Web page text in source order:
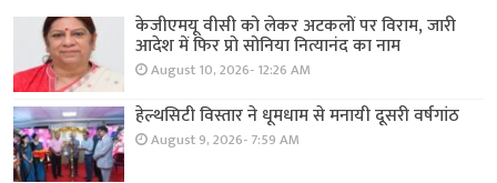
केजीएमयू वीसी को लेकर अटकलों पर विराम, जारी
आदेश में फिर प्रो सोनिया नित्यानंद का नाम
August 10, 2026- 12:26 AM
हेल्थसिटी विस्तार ने धूमधाम से मनायी दूसरी वर्षगांठ
August 9, 2026- 7:59 AM